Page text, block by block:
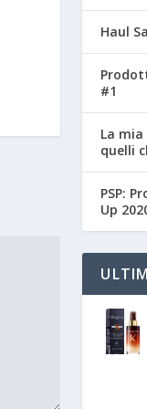
Haul
#1
La
quelli
PSP:
Up